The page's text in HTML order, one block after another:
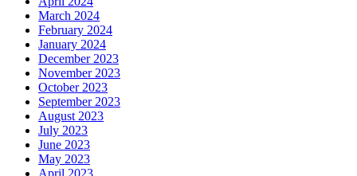
March 2024
February 2024
January 2024
December 2023
November 2023
October 2023
September 2023
August 2023
July 2023
June 2023
May 2023
April 2023